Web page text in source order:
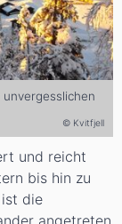
© Kvitfjell
und reicht
bis hin zu
die
angetreten